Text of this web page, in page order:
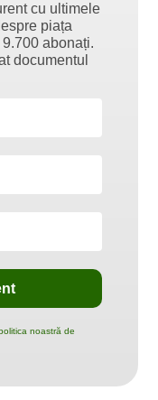
cu ultimele
piața
abonați.
documentul
noastră de